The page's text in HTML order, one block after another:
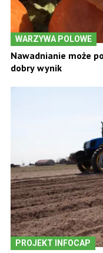
WARZYWA POLOWE
Nawadnianie może
dobry wynik
PROJEKT INFOCAP